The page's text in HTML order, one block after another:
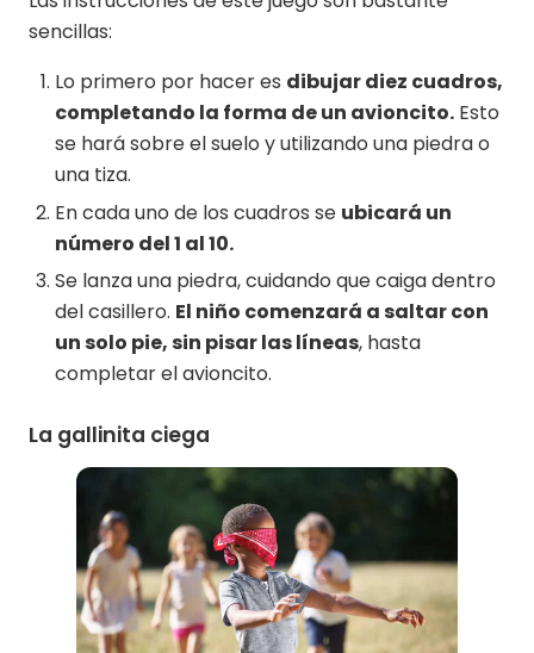
sencillas:
Lo primero por hacer es dibujar diez cuadros,
completando la forma de un avioncito.Esto
se hará sobre el suelo y utilizando una piedra o
una tiza.
En cada uno de los cuadros se ubicará un
número del 1 al 10.
Se lanza una piedra, cuidando que caiga dentro
del casillero. El niño comenzará a saltar con
un solo pie, sin pisar las líneas, hasta
completar el avioncito.
La gallinita ciega